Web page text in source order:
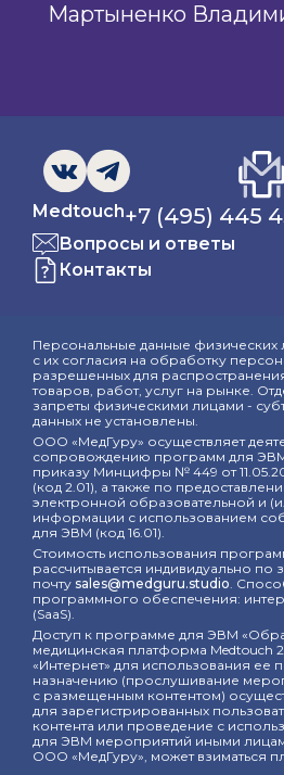
Мартыненко
Medtouch+7 (495) 445
Вопросы и ответы
Контакты
Персональные данные физических
с их согласия на обработку
разрешенных для
товаров, работ, услуг на рынке.
запреты физическими лицами -
данных не установлены.
ООО «МедГуру» осуществляет
сопровождению программ для ЭВМ
приказу Минцифры № 449 от
(код 2.01), а также по
электронной образовательной и
информации с использованием
для ЭВМ (код 16.01).
Стоимость использования
рассчитывается индивидуально по
почту sales@medguru.studio.
программного обеспечения:
(SaaS).
Доступ к программе для ЭВМ
медицинская платформа Medtouch
«Интернет» для использования ее
назначению (прослушивание
с размещенным контентом)
для зарегистрированных
контента или проведение с
для ЭВМ мероприятий иными
ООО «МедГуру», может взиматься